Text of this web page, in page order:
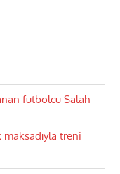
futbolcu Salah
treni